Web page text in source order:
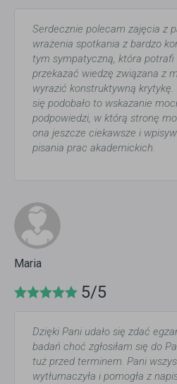
Serdecznie polecam zajęcia z
wrażenia spotkania z bardzo
tym sympatyczną, która
przekazać wiedzę związana z
wyrazić konstruktywną
się podobało to wskazanie
podpowiedzi, w którą stronę
ona jeszcze ciekawsze i
pisania prac akademickich.
Maria
5/5
Dzięki Pani udało się zdać
badań choć zgłosiłam się do
tuż przed terminem. Pani
wytłumaczyła i pomogła z